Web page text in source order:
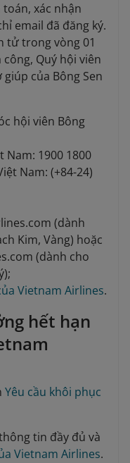
xác nhận
email đã đăng ký.
tử trong vòng 01
Quý hội viên
của Bông Sen
hội viên Bông
1900 1800
Nam: (+84-24)
(dành
Kim, Vàng) hoặc
(dành cho
Vietnam Airlines.
hết hạn
Yêu cầu khôi phục
tin đầy đủ và
Vietnam Airlines.